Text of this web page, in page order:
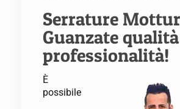
Serrature
Guanzate
professionalità!
È
possibile